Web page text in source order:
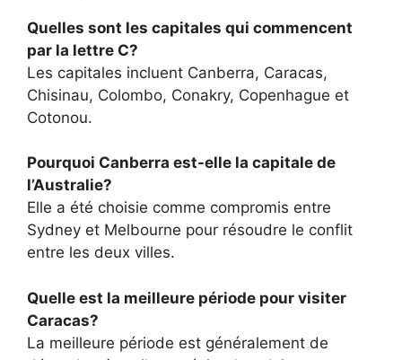
Quelles sont les capitales qui commencent
par la lettre C?
Les capitales incluent Canberra, Caracas,
Chisinau, Colombo, Conakry, Copenhague et
Cotonou.
Pourquoi Canberra est-elle la capitale de
l’Australie?
Elle a été choisie comme compromis entre
Sydney et Melbourne pour résoudre le conflit
entre les deux villes.
Quelle est la meilleure période pour visiter
Caracas?
La meilleure période est généralement de